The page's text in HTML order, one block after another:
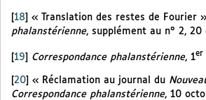
18 « Translation des restes de Fourier
phalanstérienne, supplément au n° 2, 20
[19] Correspondance phalanstérienne, 1er
[20] « Réclamation au journal du
Correspondance phalanstérienne, 10